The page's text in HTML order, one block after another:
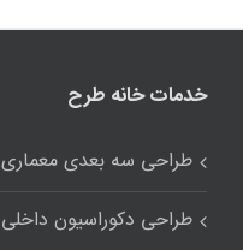
خدمات خانه طرح
طراحی سه بعدی معماری
طراحی دکوراسیون داخلی